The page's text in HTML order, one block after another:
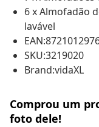
6 x Almofadão
lavável
SKU:3219020
Brand:vidaXL
Comprou um
foto dele!